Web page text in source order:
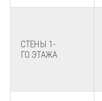
СТЕНЫ 1-
ГО ЭТАЖА